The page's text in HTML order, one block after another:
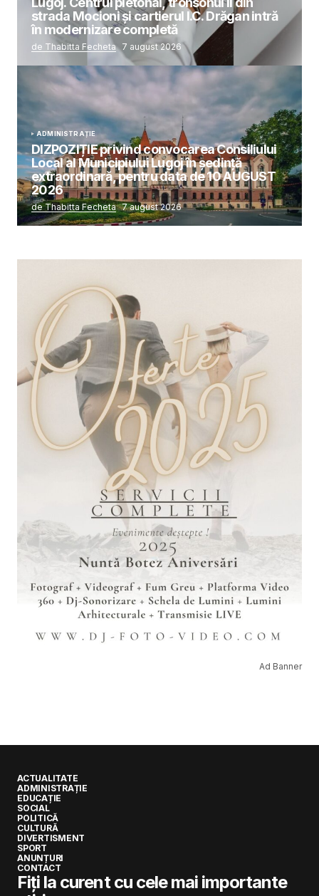
strada Mocioni și cartierul I.C. Drăgan intră
în modernizare completă
de Thabitta Fecheta 7 august 2026
ADMINISTRAȚIE
DIZPOZIȚIE privind convocarea Consiliului
Local al Municipiului Lugoj în şedinţă
extraordinară, pentru data de 10 AUGUST
2026
de Thabitta Fecheta 7 august 2026
Ad Banner
ACTUALITATE
ADMINISTRAȚIE
EDUCAȚIE
SOCIAL
POLITICĂ
CULTURĂ
DIVERTISMENT
SPORT
ANUNȚURI
CONTACT
Fiți la curent cu cele mai importante